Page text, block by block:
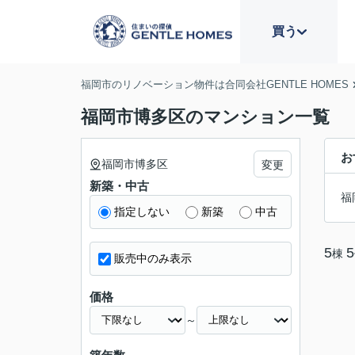
買う
福岡市のリノベーション物件は合同会社GENTLE HOMES
福岡市博多区のマンション一覧
福
5棟 5
福岡市博多区 変更
新築・中古
指定しない 新築 中古
販売中のみ表示
価格
～